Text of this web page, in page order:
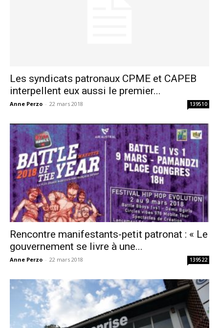
Les syndicats patronaux CPME et CAPEB
interpellent eux aussi le premier...
Anne Perzo - 22 mars 2018 139510
Rencontre manifestants-petit patronat : « Le
gouvernement se livre à une...
Anne Perzo - 22 mars 2018 139522